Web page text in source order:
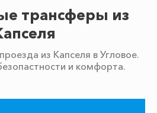
трансферы из
из Капселя в Угловое.
и комфорта.